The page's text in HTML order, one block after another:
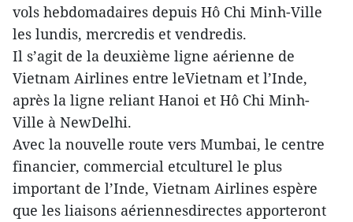
vols hebdomadaires depuis Hô Chi Minh-Ville
les lundis, mercredis et vendredis.
Il s’agit de la deuxième ligne aérienne de
Vietnam Airlines entre leVietnam et l’Inde,
après la ligne reliant Hanoi et Hô Chi Minh-
Ville à NewDelhi.
Avec la nouvelle route vers Mumbai, le centre
financier, commercial etculturel le plus
important de l’Inde, Vietnam Airlines espère
que les liaisons aériennesdirectes apporteront